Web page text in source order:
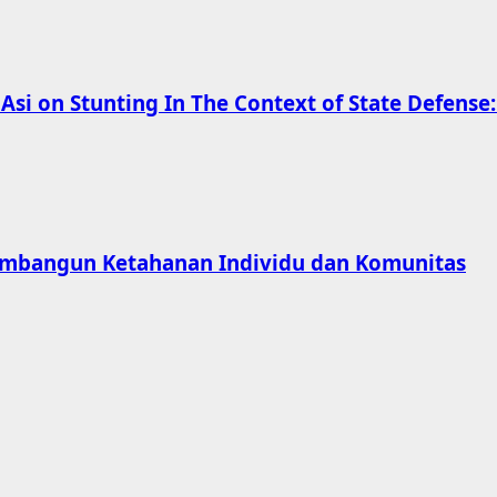
on Stunting In The Context of State
Ketahanan Individu dan Komunitas